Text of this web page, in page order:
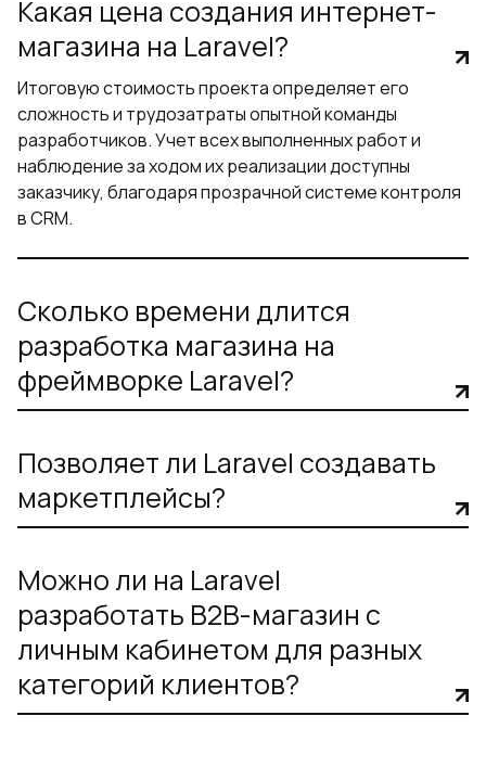
Какая цена создания интернет-
магазина на Laravel?
Итоговую стоимость проекта определяет его
сложность и трудозатраты опытной команды
разработчиков. Учет всех выполненных работ и
наблюдение за ходом их реализации доступны
заказчику, благодаря прозрачной системе контроля
в CRM.
Сколько времени длится
разработка магазина на
фреймворке Laravel?
Позволяет ли Laravel создавать
маркетплейсы?
Можно ли на Laravel
разработать B2B-магазин с
личным кабинетом для разных
категорий клиентов?